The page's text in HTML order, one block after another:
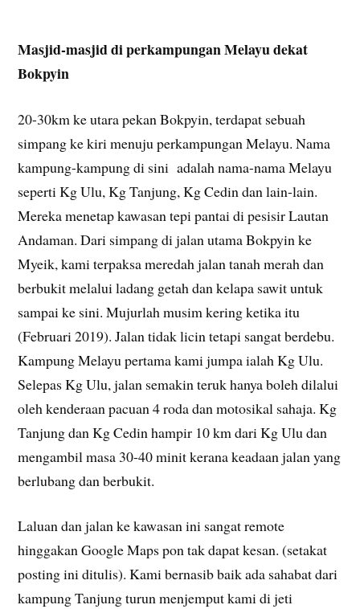
Masjid-masjid di perkampungan Melayu dekat
Bokpyin
20-30km ke utara pekan Bokpyin, terdapat sebuah
simpang ke kiri menuju perkampungan Melayu. Nama
kampung-kampung di sini adalah nama-nama Melayu
seperti Kg Ulu, Kg Tanjung, Kg Cedin dan lain-lain.
Mereka menetap kawasan tepi pantai di pesisir Lautan
Andaman. Dari simpang di jalan utama Bokpyin ke
Myeik, kami terpaksa meredah jalan tanah merah dan
berbukit melalui ladang getah dan kelapa sawit untuk
sampai ke sini. Mujurlah musim kering ketika itu
(Februari 2019). Jalan tidak licin tetapi sangat berdebu.
Kampung Melayu pertama kami jumpa ialah Kg Ulu.
Selepas Kg Ulu, jalan semakin teruk hanya boleh dilalui
oleh kenderaan pacuan 4 roda dan motosikal sahaja. Kg
Tanjung dan Kg Cedin hampir 10 km dari Kg Ulu dan
mengambil masa 30-40 minit kerana keadaan jalan yang
berlubang dan berbukit.
Laluan dan jalan ke kawasan ini sangat remote
hinggakan Google Maps pon tak dapat kesan. (setakat
posting ini ditulis). Kami bernasib baik ada sahabat dari
kampung Tanjung turun menjemput kami di jeti